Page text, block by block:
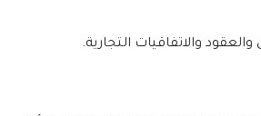
والعقود والاتفاقيات التجارية.